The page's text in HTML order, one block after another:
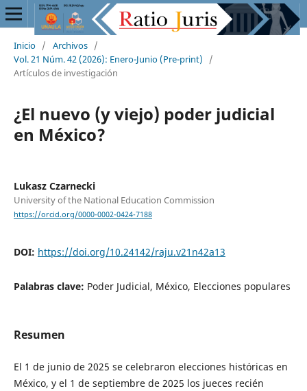
Inicio / Archivos /
Vol. 21 Núm. 42 (2026): Enero-Junio (Pre-print)
/
Artículos de investigación
¿El nuevo (y viejo) poder judicial
en México?
Lukasz Czarnecki
University of the National Education Commission
https://orcid.org/0000-0002-0424-7188
DOI: https://doi.org/10.24142/raju.v21n42a13
Palabras clave: Poder Judicial, México, Elecciones populares
Resumen
El 1 de junio de 2025 se celebraron elecciones históricas en
México, y el 1 de septiembre de 2025 los jueces recién